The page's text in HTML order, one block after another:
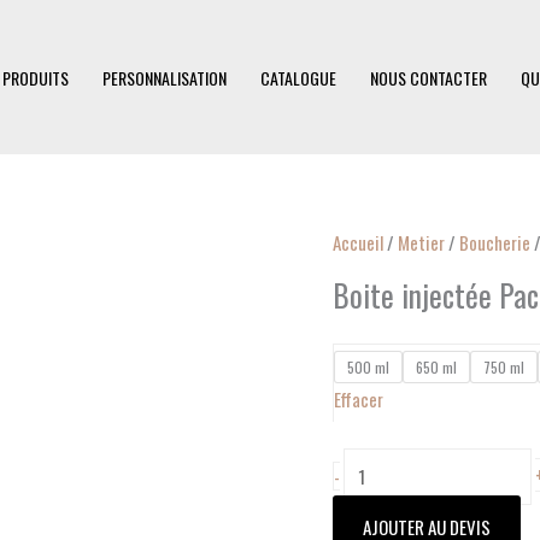
PERSONNALISATION CATALOGUE NOUS CONTACTER
Accueil/ Metier/ Boucherie
Boite injectée
500 ml 650 ml 750 ml
Effacer
-
quantité
Boite
Packmor
AJOUTER AU DEVIS